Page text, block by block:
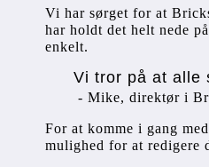
Vi har sørget for at
har holdt det helt nede
enkelt.
Vi tror på at alle
- Mike, direktør i
For at komme i gang
mulighed for at redigere